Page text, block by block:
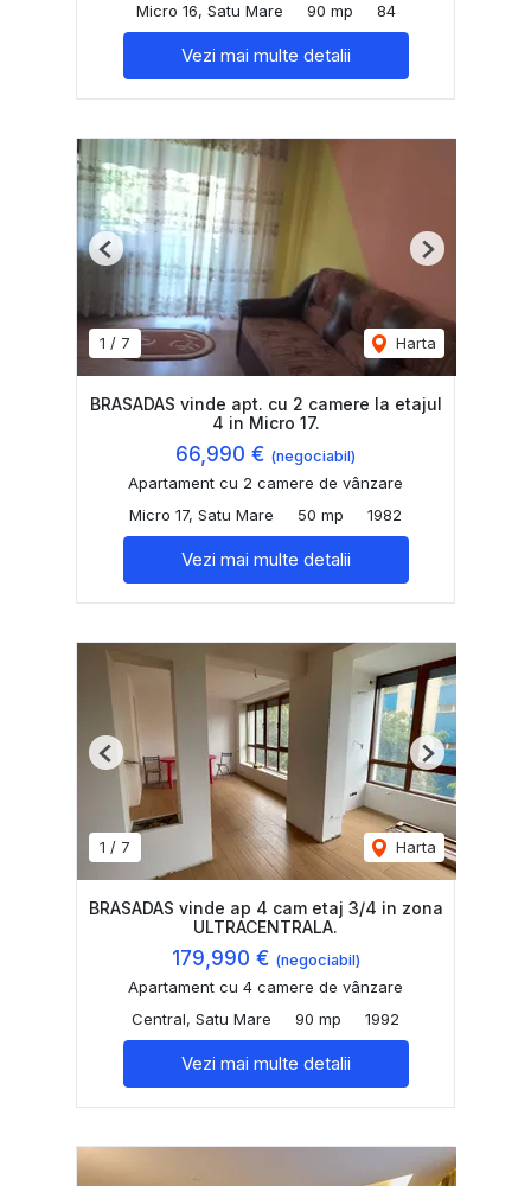
Micro 16, Satu Mare
90 mp 84
Vezi mai multe detalii
1 / 7 Harta
Previous Next
BRASADAS vinde apt. cu 2 camere la etajul
4 in Micro 17.
66,990 € (negociabil)
Apartament cu 2 camere de vânzare
Micro 17, Satu Mare
50 mp 1982
Vezi mai multe detalii
1 / 7 Harta
Previous Next
BRASADAS vinde ap 4 cam etaj 3/4 in zona
ULTRACENTRALA.
179,990 € (negociabil)
Apartament cu 4 camere de vânzare
Central, Satu Mare
90 mp 1992
Vezi mai multe detalii